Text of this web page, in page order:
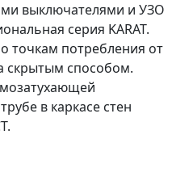
выключателями и УЗО
серия KARAT.
точкам потребления от
скрытым способом.
в каркасе стен